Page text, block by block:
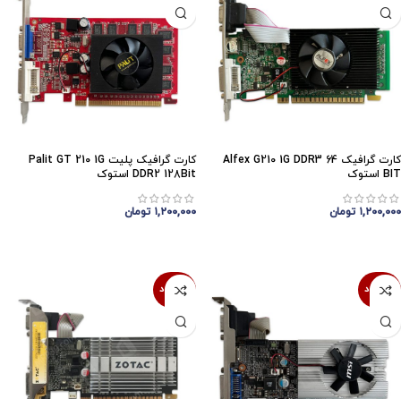
کارت گرافیک Alfex G210 1G DDR3 64
BIT استوک
۱,۲۰۰,۰۰۰ تومان
کارت گرافیک پلیت Palit GT 210 1G
DDR2 128Bit استوک
۱,۲۰۰,۰۰۰ تومان
ناموجود ناموجود